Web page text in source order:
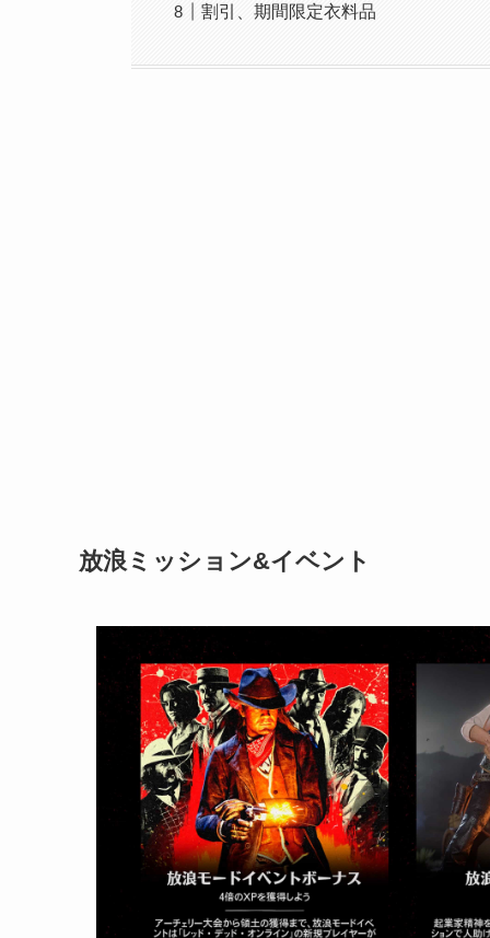
割引、期間限定衣料品
放浪ミッション&イベント